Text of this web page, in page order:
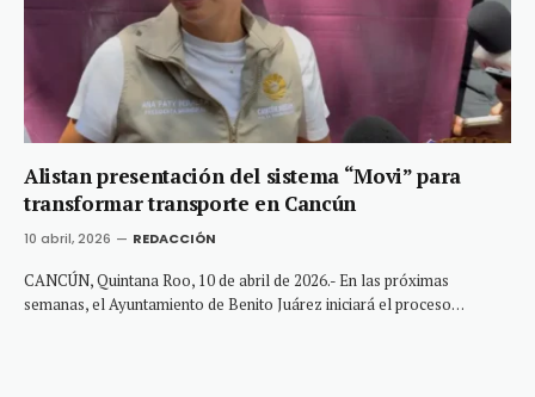
Alistan presentación del sistema “Movi” para
transformar transporte en Cancún
10 abril, 2026 REDACCIÓN
CANCÚN, Quintana Roo, 10 de abril de 2026.- En las próximas
semanas, el Ayuntamiento de Benito Juárez iniciará el proceso…